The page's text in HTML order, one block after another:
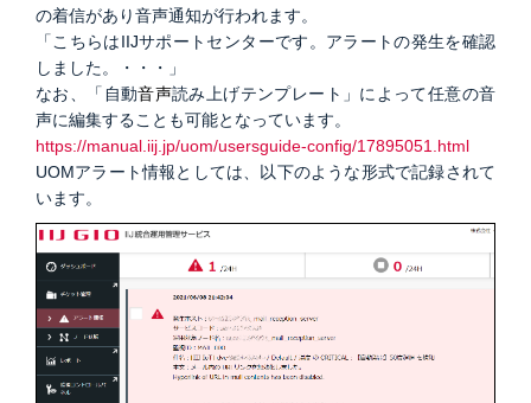
の着信があり音声通知が行われます。
「こちらはIIJサポートセンターです。アラートの発生を確認
しました。・・・」
なお、「 自動音声読み上げテンプレート」によって任意の音
声に編集することも可能となっています。
https://manual.iij.jp/uom/usersguide-config/17895051.html
UOMアラート情報としては、以下のような形式で記録されて
います。